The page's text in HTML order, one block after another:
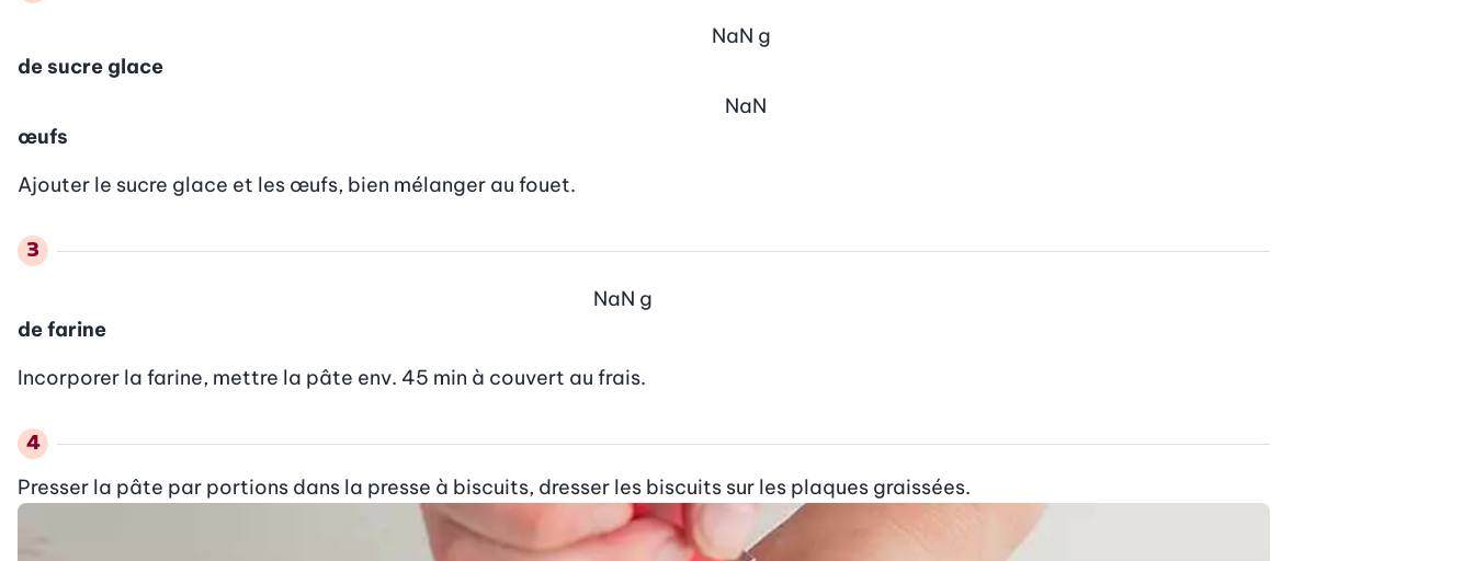
de sucre glace
NaN g
œufs
NaN
Ajouter le sucre glace et les œufs, bien mélanger au fouet.
de farine
NaN g
Incorporer la farine, mettre la pâte env. 45 min à couvert au frais.
Presser la pâte par portions dans la presse à biscuits, dresser les biscuits sur les plaques graissées.